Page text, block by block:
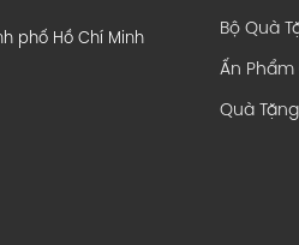
phố Hồ Chí Minh
Bộ Quà
Ấn
Quà